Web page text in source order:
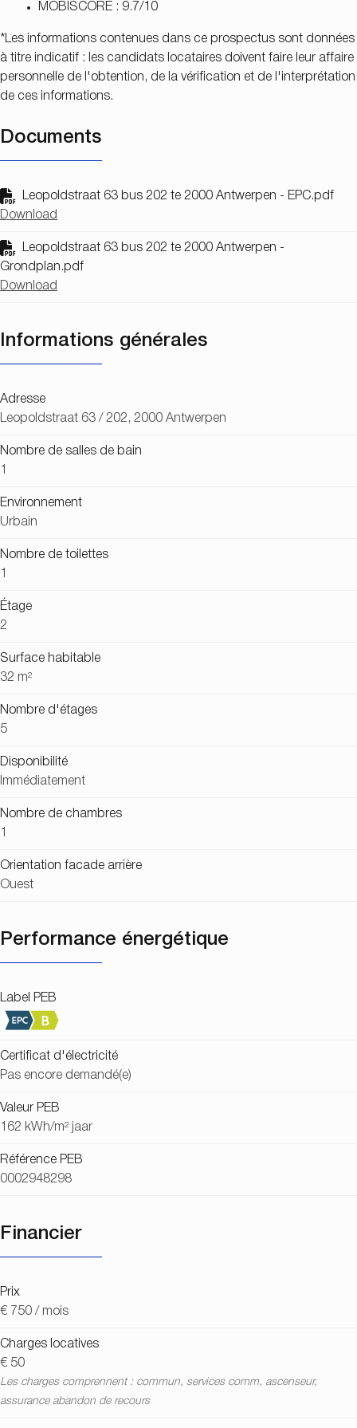
MOBISCORE : 9.7/10
*Les informations contenues dans ce prospectus sont données
à titre indicatif : les candidats locataires doivent faire leur affaire
personnelle de l'obtention, de la vérification et de l'interprétation
de ces informations.
Documents
Leopoldstraat 63 bus 202 te 2000 Antwerpen - EPC.pdf
Download
Leopoldstraat 63 bus 202 te 2000 Antwerpen -
Grondplan.pdf
Download
Informations générales
Adresse
Leopoldstraat 63 / 202, 2000 Antwerpen
Nombre de salles de bain
1
Environnement
Urbain
Nombre de toilettes
1
Étage
2
Surface habitable
32 m²
Nombre d'étages
5
Disponibilité
Immédiatement
Nombre de chambres
1
Orientation facade arrière
Ouest
Performance énergétique
Label PEB
Certificat d'électricité
Pas encore demandé(e)
Valeur PEB
162 kWh/m² jaar
Référence PEB
0002948298
Financier
Prix
€ 750 / mois
Charges locatives
€ 50
Les charges comprennent : commun, services comm, ascenseur,
assurance abandon de recours